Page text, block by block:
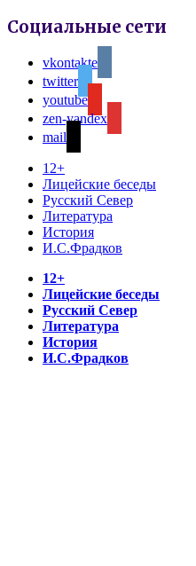
Социальные сети
vkontakte
twitter
youtube
zen-yandex
mail
12+
Лицейские беседы
Русский Север
Литература
История
И.С.Фрадков
12+
Лицейские беседы
Русский Север
Литература
История
И.С.Фрадков